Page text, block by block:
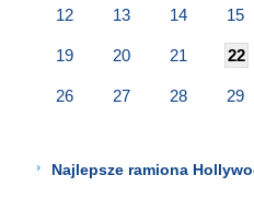
12 13 14 15
19 20 21 22
26 27 28 29
Najlepsze ramiona